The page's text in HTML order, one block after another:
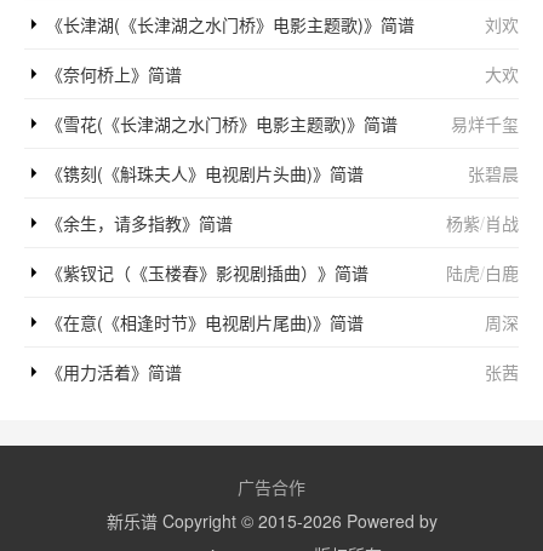
刘欢
《长津湖(《长津湖之水门桥》电影主题歌)》简谱
大欢
《奈何桥上》简谱
易烊千玺
《雪花(《长津湖之水门桥》电影主题歌)》简谱
张碧晨
《镌刻(《斛珠夫人》电视剧片头曲)》简谱
杨紫/肖战
《余生，请多指教》简谱
陆虎/白鹿
《紫钗记（《玉楼春》影视剧插曲）》简谱
周深
《在意(《相逢时节》电视剧片尾曲)》简谱
张茜
《用力活着》简谱
广告合作
新乐谱 Copyright © 2015-2026 Powered by